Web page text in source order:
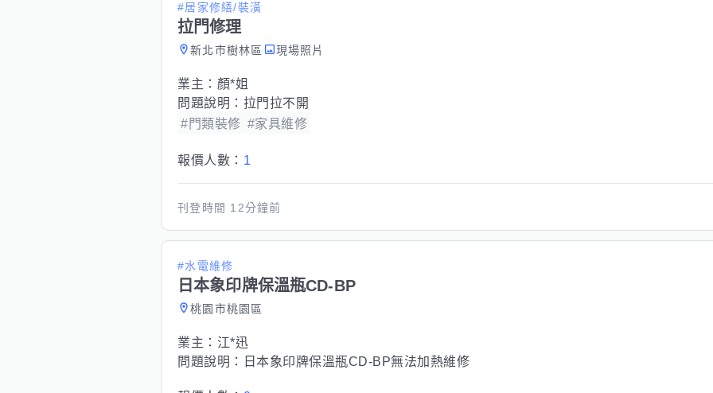
#居家修繕/裝潢
拉門修理
新北市樹林區 現場照片
業主： 顏*姐
問題說明： 拉門拉不開
#門類裝修 #家具維修
報價人數： 1
刊登時間 12分鐘前
#水電維修
日本象印牌保溫瓶CD-BP
桃園市桃園區
業主： 江*迅
問題說明：
日本象印牌保溫瓶CD-BP無法加熱維修